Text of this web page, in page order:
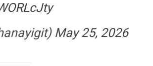
May 25, 2026